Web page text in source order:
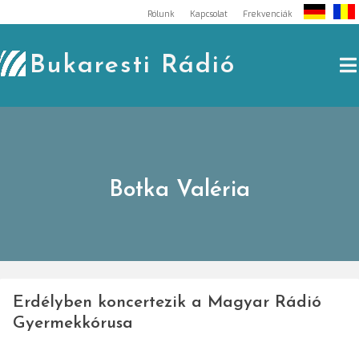
to
content
Rólunk Kapcsolat Frekvenciák
Bukaresti Rádió
Botka Valéria
Erdélyben koncertezik a Magyar Rádió
Gyermekkórusa